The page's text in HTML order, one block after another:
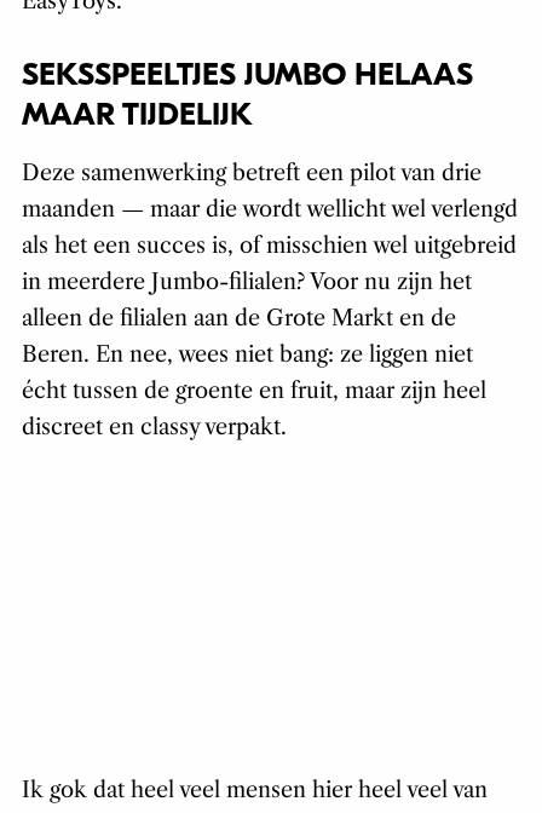
SEKSSPEELTJES JUMBO HELAAS
MAAR TIJDELIJK
Deze samenwerking betreft een pilot van drie
maanden — maar die wordt wellicht wel verlengd
als het een succes is, of misschien wel uitgebreid
in meerdere Jumbo-filialen? Voor nu zijn het
alleen de filialen aan de Grote Markt en de
Beren. En nee, wees niet bang: ze liggen niet
écht tussen de groente en fruit, maar zijn heel
discreet en classy verpakt.
Ik gok dat heel veel mensen hier heel veel van